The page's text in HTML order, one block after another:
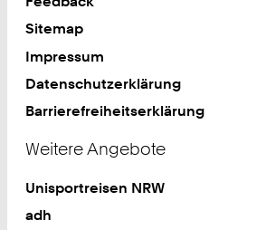
Sitemap
Impressum
Datenschutzerklärung
Barrierefreiheitserklärung
Weitere Angebote
Unisportreisen NRW
adh